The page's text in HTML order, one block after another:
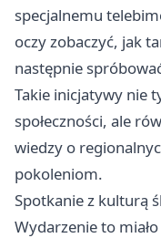
specjalnemu
oczy zobaczyć, jak
następnie
Takie inicjatywy nie
społeczności, ale
wiedzy o
pokoleniom.
Spotkanie z kulturą
Wydarzenie to